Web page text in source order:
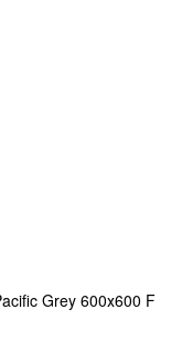
Grey 600х600 F